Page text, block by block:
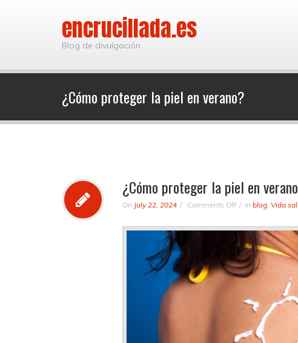
encrucillada.es
Blog de divulgación
¿Cómo proteger la piel en verano?
¿Cómo proteger la piel en
On July 22, 2024 Comments Offon
proteger
la
piel
en
verano?
in blog, Vida